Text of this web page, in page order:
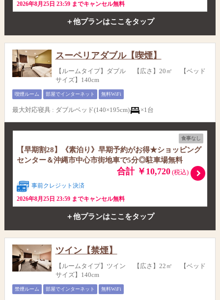
2026年8月25日 23:59 までキャンセル無料
＋他プランはここをタップ
スーペリアダブル【喫煙】
【ルームタイプ】ダブル 【広さ】20㎡ 【ベッド
サイズ】140cm
喫煙ルーム 部屋でインターネット 無料WiFi
最大対応寝具 : ダブルベッド(140×195cm) ×1台
食事なし
【早期割28】《素泊り》早期予約がお得★ショッピング
センター＆沖縄市中心市街地車で5分◎駐車場無料
合計 ￥10,720(税込)
事前クレジット決済
2026年8月25日 23:59 までキャンセル無料
＋他プランはここをタップ
ツイン【禁煙】
【ルームタイプ】ツイン 【広さ】22㎡ 【ベッド
サイズ】140cm
禁煙ルーム 部屋でインターネット 無料WiFi